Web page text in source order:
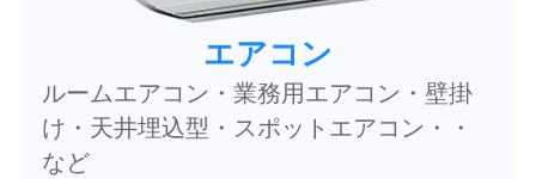
エアコン
ルームエアコン・業務用エアコン・壁掛
け・天井埋込型・スポットエアコン・・
など